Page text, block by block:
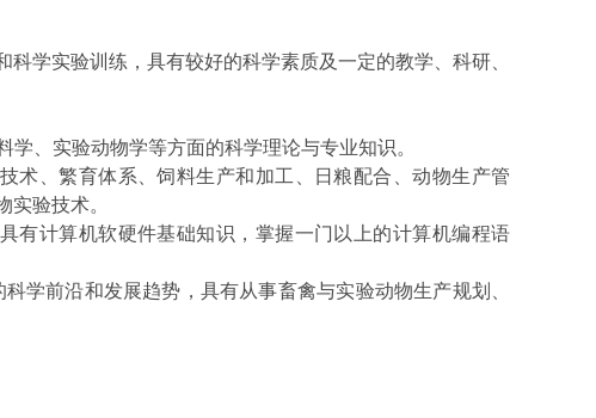
学实验训练，具有较好的科学素质及一定的教学、科研、
、实验动物学等方面的科学理论与专业知识。
术、繁育体系、饲料生产和加工、日粮配合、动物生产管
验技术。
有计算机软硬件基础知识，掌握一门以上的计算机编程语
学前沿和发展趋势，具有从事畜禽与实验动物生产规划、